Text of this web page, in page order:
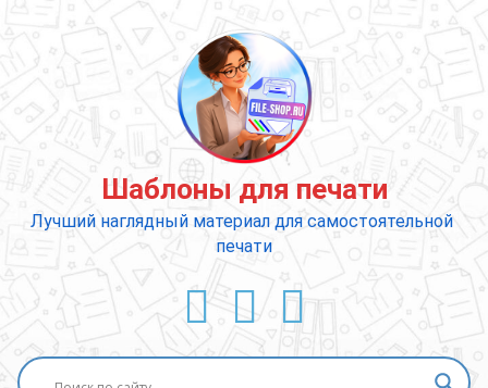
содержимому
Шаблоны для печати
Лучший наглядный материал для самостоятельной
печати
ВКонтакте
YouTube
E-mail